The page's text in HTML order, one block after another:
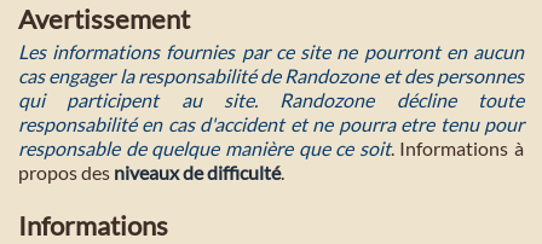
Avertissement
Les informations fournies par ce site ne pourront en aucun
cas engager la responsabilité de Randozone et des personnes
qui participent au site. Randozone décline toute
responsabilité en cas d'accident et ne pourra etre tenu pour
responsable de quelque manière que ce soit. Informations à
propos des niveaux de difficulté.
Informations